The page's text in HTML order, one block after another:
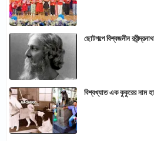
ছোটগল্পে বিশ্বজনীন রবীন্দ্রনাথ
বিশ্বখ্যাত এক কুকুরের নাম